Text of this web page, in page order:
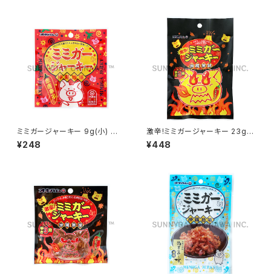
ミミガージャーキー 9g(小) オ
キハム
¥248
激辛!ミミガージャーキー 23g
(大) オキハム
¥448